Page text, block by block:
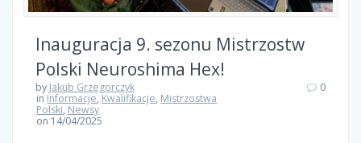
Inauguracja 9. sezonu Mistrzostw
Polski Neuroshima Hex!
by Jakub Grzegorczyk
in Informacje, Kwalifikacje, Mistrzostwa
Polski, Newsy
on 14/04/2025
0